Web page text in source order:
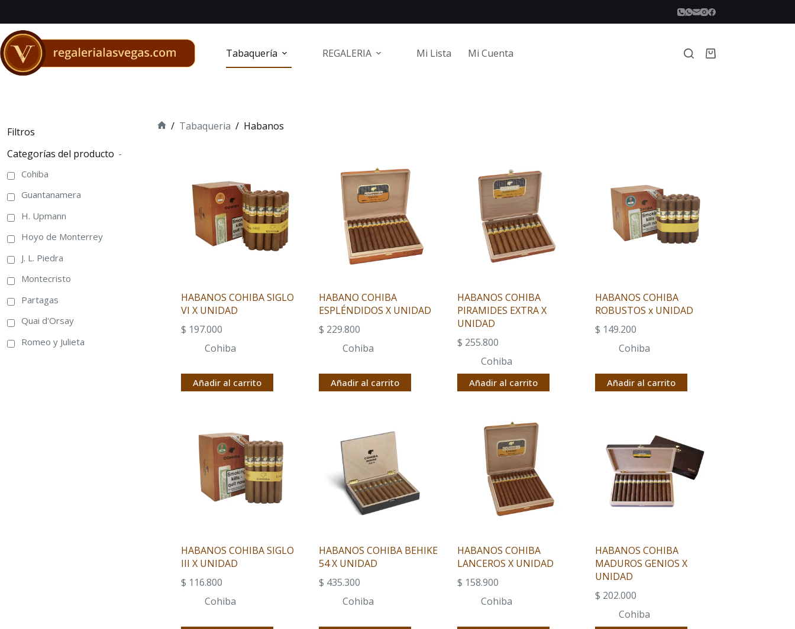
contenido
Tabaquería
REGALERIA Mi Lista Mi Cuenta
Carro
/ Tabaqueria / Habanos
HABANOS COHIBA SIGLO
VI X UNIDAD
$ 197.000
Cohiba
Añadir al carrito
HABANO COHIBA
ESPLÉNDIDOS X UNIDAD
$ 229.800
Cohiba
Añadir al carrito
HABANOS COHIBA
PIRAMIDES EXTRA X
UNIDAD
$ 255.800
Cohiba
Añadir al carrito
HABANOS COHIBA
ROBUSTOS x UNIDAD
$ 149.200
Cohiba
Añadir al carrito
HABANOS COHIBA SIGLO
III X UNIDAD
$ 116.800
Cohiba
HABANOS COHIBA BEHIKE
54 X UNIDAD
$ 435.300
Cohiba
HABANOS COHIBA
LANCEROS X UNIDAD
$ 158.900
Cohiba
HABANOS COHIBA
MADUROS GENIOS X
UNIDAD
$ 202.000
Cohiba
Filtros
Categorías del producto -
Cohiba
Guantanamera
H. Upmann
Hoyo de Monterrey
J. L. Piedra
Montecristo
Partagas
Quai d'Orsay
Romeo y Julieta